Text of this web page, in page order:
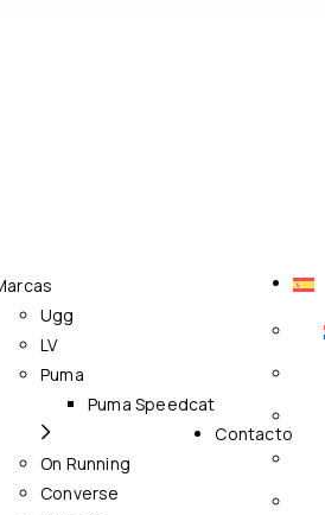
Ugg
LV
Puma
Puma Speedcat
On Running
Converse
Contacto